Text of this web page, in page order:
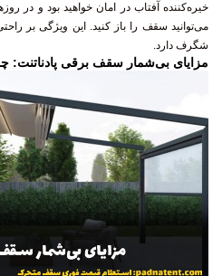
شگرف دارد.
مزایای بی‌شمار سقف برقی پادناتنت: